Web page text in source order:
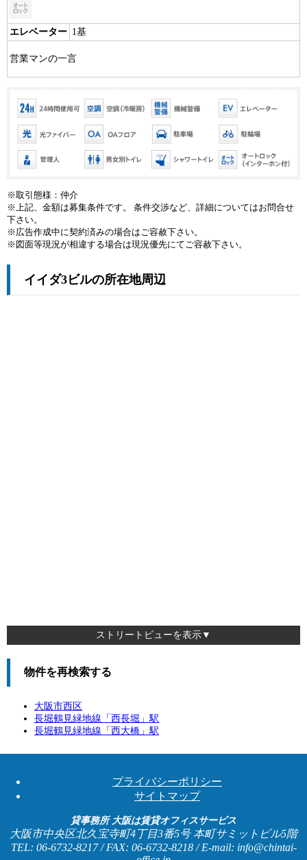
エレベーター 1基
営業マンの一言
※取引態様：仲介
※上記、金額は募集条件です。 条件交渉など、詳細についてはお問合せ
下さい。
※広告作成中に契約済みの場合はご容赦下さい。
※図面等現況が相違する場合は現況優先にてご容赦下さい。
イイダ3ビルの所在地周辺
ストリートビューを表示▼
物件を再検索する
大阪市西区
長堀鶴見緑地線「 西長堀 」駅
長堀鶴見緑地線「 西大橋 」駅
プライバシーポリシー
サイトマップ
貸事務所 大阪は賃貸オフィスサービス
大阪市中央区北久宝寺町4丁目3番5号 本町サミットビル5階
TEL: 06-6732-8217 / FAX: 06-6732-8218 / E-mail: info@chintai-